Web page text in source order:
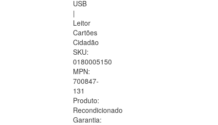
USB
|
Leitor
Cartões
Cidadão
SKU:
0180005150
MPN:
700847-
131
Produto:
Recondicionado
Garantia: